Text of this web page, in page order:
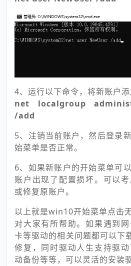
4、运行以下命令，将新账户添
net localgroup
/add
5、注销当前账户，然后登录
始菜单是否正常。
6、如果新账户的开始菜单可
账户出现了配置损坏。可以
或修复原账户。
以上就是win10开始菜单点击
对大家有所帮助。如果遇到
卡等驱动的相关问题都可以下
修复，同时驱动人生支持驱
动备份等等，可以灵活的安装驱